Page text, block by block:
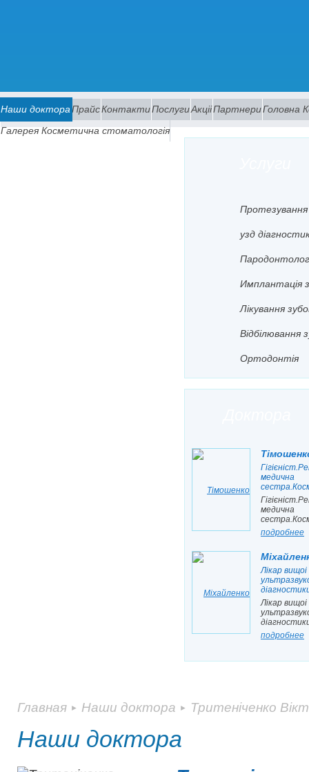
Наши доктора ПрайсКонтактиПослугиАкцiiПартнериГоловна
Галерея Косметична стоматологiя
Протезування
узд
Имплантацiя
Лiкування
Вiдбiлювання
Ортодонтiя
медична
медична
подробнее
Лiкар вищоi
Лiкар вищоi
подробнее
Главная ► Наши доктора ► Тритенiченко
Наши доктора